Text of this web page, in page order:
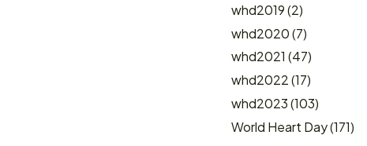
whd2019(2)
whd2020(7)
whd2021 (47)
whd2022(17)
whd2023(103)
World Heart Day(171)